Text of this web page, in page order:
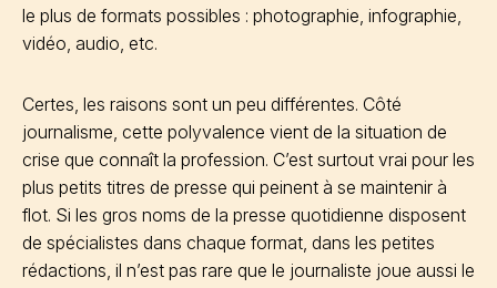
le plus de formats possibles : photographie, infographie,
vidéo, audio, etc.
Certes, les raisons sont un peu différentes. Côté
journalisme, cette polyvalence vient de la situation de
crise que connaît la profession. C’est surtout vrai pour les
plus petits titres de presse qui peinent à se maintenir à
flot. Si les gros noms de la presse quotidienne disposent
de spécialistes dans chaque format, dans les petites
rédactions, il n’est pas rare que le journaliste joue aussi le